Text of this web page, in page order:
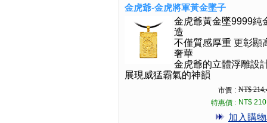
金虎爺-金虎將軍黃金墜子
金虎爺黃金墜9999純
造
不僅質感厚重 更彰顯
奢華
金虎爺的立體浮雕設
展現威猛霸氣的神韻
市價 : NT$
特惠價 : NT$
加入購